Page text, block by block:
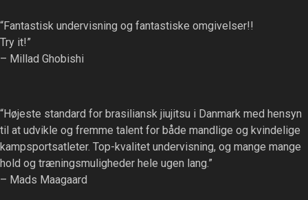
“Fantastisk undervisning og fantastiske omgivelser!!
Try it!”
– Millad Ghobishi
“Højeste standard for brasiliansk jiujitsu i Danmark med hensyn
til at udvikle og fremme talent for både mandlige og kvindelige
kampsportsatleter. Top-kvalitet undervisning, og mange mange
hold og træningsmuligheder hele ugen lang.”
– Mads Maagaard